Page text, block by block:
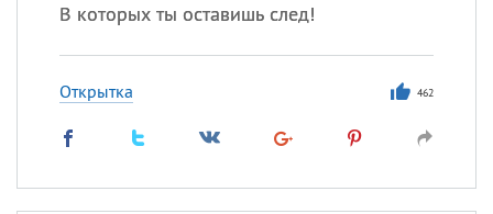
В которых ты оставишь след!
Открытка 462